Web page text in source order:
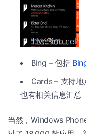
Bing – 包括
Cards – 支持地
也有相关信息汇总
当然，Windows